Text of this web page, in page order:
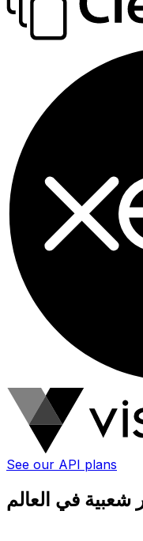
See our API plans
شعبية في العالم